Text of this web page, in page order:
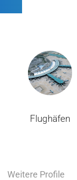
Flughäfen
Weitere Profile